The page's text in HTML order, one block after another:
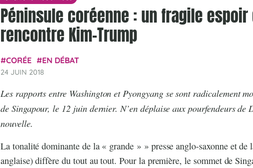
Péninsule coréenne : un fragile
rencontre Kim-Trump
CORÉE EN DÉBAT
24 JUIN 2018
Les rapports entre Washington et Pyongyang se sont radicalement
de Singapour, le 12 juin dernier. N’en déplaise aux pourfendeurs de
nouvelle.
La tonalité dominante de la « grande » » presse anglo-saxonne et de
anglaise) diffère du tout au tout. Pour la première, le sommet de